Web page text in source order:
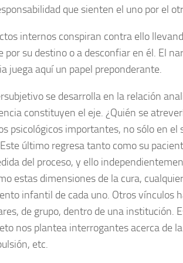
que sienten el uno por el
internos conspiran contra ello
por su destino o a desconfiar en él. El
juega aquí un papel preponderante.
se desarrolla en la relación
constituyen el eje. ¿Quién se
psicológicos importantes, no sólo en el
último regresa tanto como su
del proceso, y ello
estas dimensiones de la cura,
infantil de cada uno. Otros vínculos
de grupo, dentro de una institución.
nos plantea interrogantes acerca de
etc.